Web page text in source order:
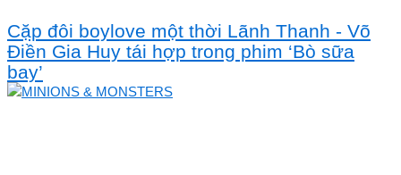
Cặp đôi boylove một thời Lãnh Thanh - Võ
Điền Gia Huy tái hợp trong phim ‘Bò sữa
bay’